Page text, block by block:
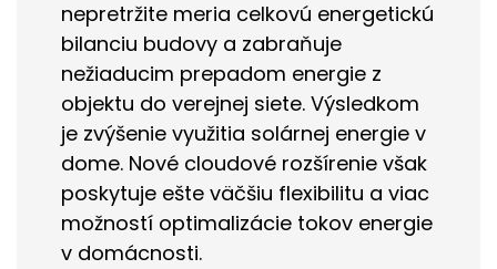
nepretržite meria celkovú energetickú
bilanciu budovy a zabraňuje
nežiaducim prepadom energie z
objektu do verejnej siete. Výsledkom
je zvýšenie využitia solárnej energie v
dome. Nové cloudové rozšírenie však
poskytuje ešte väčšiu flexibilitu a viac
možností optimalizácie tokov energie
v domácnosti.